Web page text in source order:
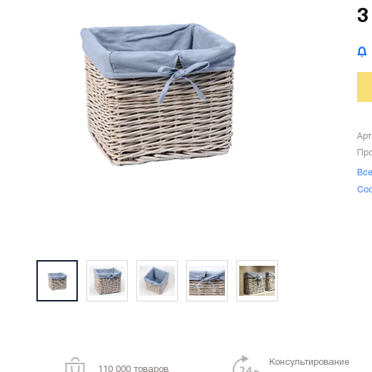
110 000 товаров
Консультирование